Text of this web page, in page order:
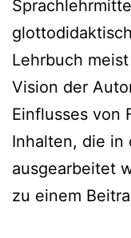
Lehrbuch
Vision der
Einflusses von
Inhalten, die in
ausgearbeitet
zu einem